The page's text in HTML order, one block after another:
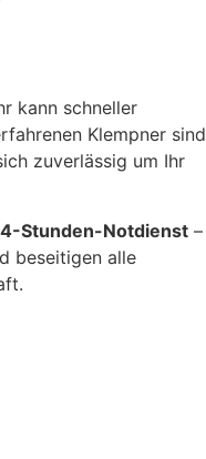
kann schneller
Klempner sind
zuverlässig um Ihr
Stunden-Notdienst –
beseitigen alle